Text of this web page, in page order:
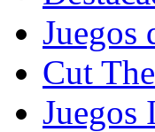
Juegos
Cut
Juegos